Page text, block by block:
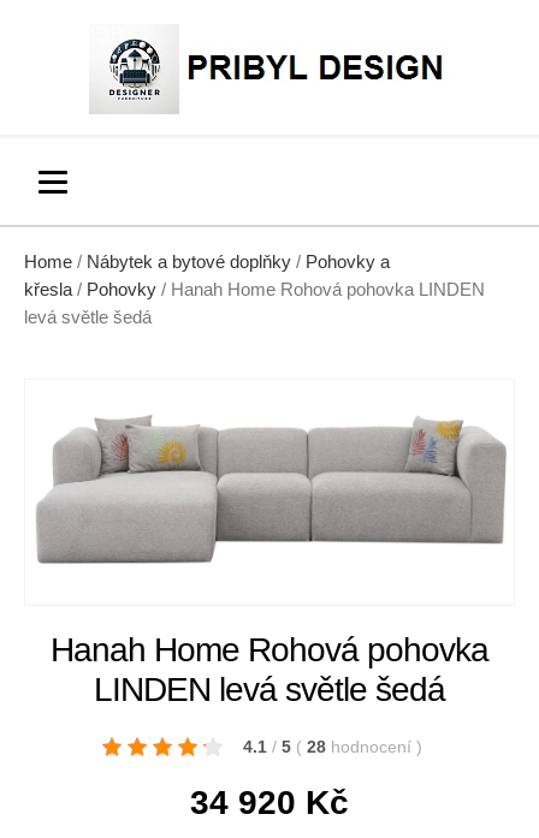
Home / Nábytek a bytové doplňky / Pohovky a
křesla / Pohovky / Hanah Home Rohová pohovka LINDEN
levá světle šedá
Hanah Home Rohová pohovka
LINDEN levá světle šedá
4.1 / 5 ( 28 hodnocení )
34 920 Kč